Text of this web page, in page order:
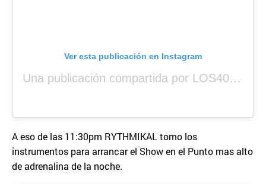
Ver esta publicación en Instagram
Una publicación compartida por LOS40 Panamá (@los40panama)
A eso de las 11:30pm RYTHMIKAL tomo los
instrumentos para arrancar el Show en el Punto mas alto
de adrenalina de la noche.